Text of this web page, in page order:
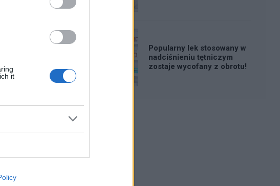
it
Popularny lek stosowany w
nadciśnieniu tętniczym
zostaje wycofany z obrotu!